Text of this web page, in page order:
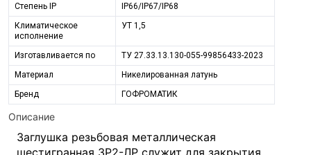
Степeнь IP
IP66/IP67/IP68
Климатическое
исполнение
УТ 1,5
Изготавливается по
ТУ 27.33.13.130-055-99856433-2023
Материал
Никелированная латунь
Бренд
ГОФРОМАТИК
Описание
Заглушка резьбовая металлическая
шестигранная ЗР2-ЛР служит для закрытия